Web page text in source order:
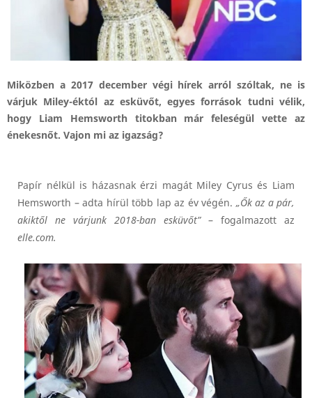
Miközben a 2017 december végi hírek arról szóltak, ne is
várjuk Miley-éktól az esküvőt, egyes források tudni vélik,
hogy Liam Hemsworth titokban már feleségül vette az
énekesnőt. Vajon mi az igazság?
Papír nélkül is házasnak érzi magát Miley Cyrus és Liam
Hemsworth – adta hírül több lap az év végén.„Ők az a pár,
akiktől ne várjunk 2018-ban esküvőt”– fogalmazott az
elle.com.